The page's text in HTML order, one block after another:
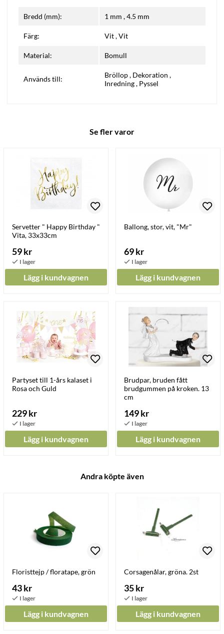
Bredd (mm): 1 mm ,4.5 mm
Färg: Vit,Vit
Material: Bomull
Används till: Bröllop, Dekoration ,
Inredning, Pyssel
Se fler varor
Servetter " Happy Birthday "
Vita, 33x33cm
59 kr
Lägg i kundvagnen
Ballong, stor, vit, "Mr"
69 kr
Lägg i kundvagnen
Partyset till 1-års kalaset i
Rosa och Guld
229 kr
Lägg i kundvagnen
Brudpar, bruden fått
brudgummen på kroken. 13
cm
149 kr
Lägg i kundvagnen
Andra köpte även
Floristtejp / floratape, grön
43 kr
Lägg i kundvagnen
Corsagenålar, gröna. 2st
35 kr
Lägg i kundvagnen